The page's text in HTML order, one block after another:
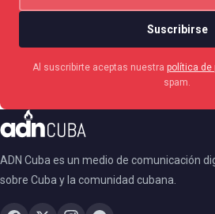
Suscribirse
Al suscribirte aceptas nuestra política de
spam.
ADN Cuba es un medio de comunicación
sobre Cuba y la comunidad cubana.